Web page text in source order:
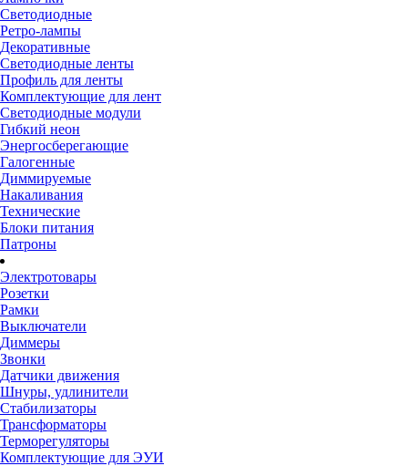
Светодиодные
Ретро-лампы
Декоративные
Светодиодные ленты
Профиль для ленты
Комплектующие для лент
Светодиодные модули
Гибкий неон
Энергосберегающие
Галогенные
Диммируемые
Накаливания
Технические
Блоки питания
Патроны
Электротовары
Розетки
Рамки
Выключатели
Диммеры
Звонки
Датчики движения
Шнуры, удлинители
Стабилизаторы
Трансформаторы
Терморегуляторы
Комплектующие для ЭУИ